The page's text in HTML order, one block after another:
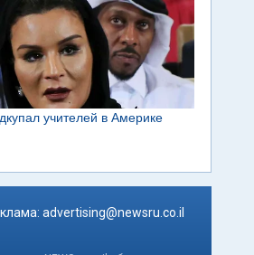
advertising@newsru.co.il